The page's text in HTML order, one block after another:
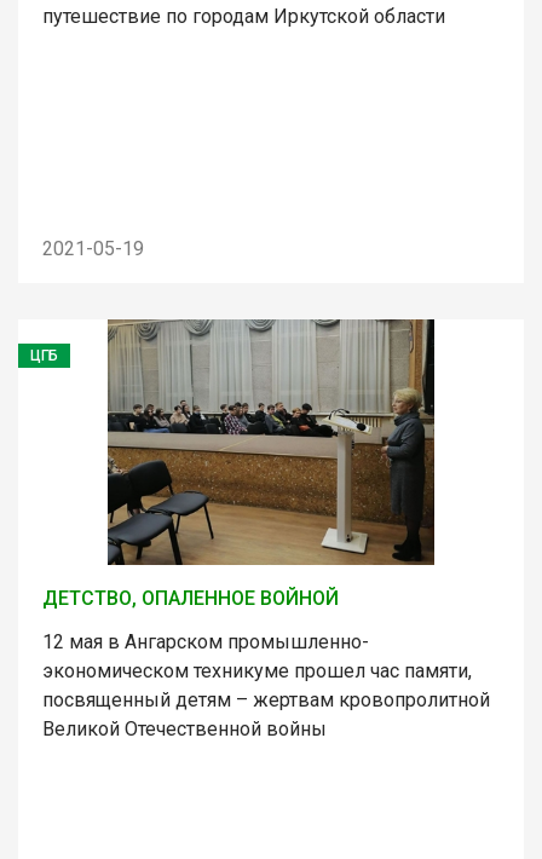
путешествие по городам Иркутской области
2021-05-19
ЦГБ
ДЕТСТВО, ОПАЛЕННОЕ ВОЙНОЙ
12 мая в Ангарском промышленно-
экономическом техникуме прошел час памяти,
посвященный детям – жертвам кровопролитной
Великой Отечественной войны